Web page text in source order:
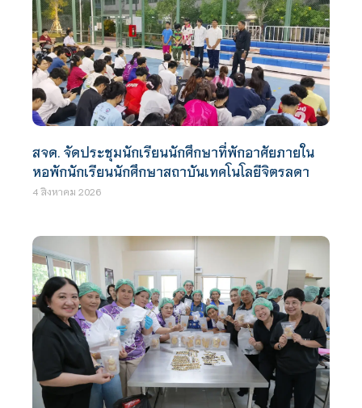
สจด. จัดประชุมนักเรียนนักศึกษาที่พักอาศัยภายใน
หอพักนักเรียนนักศึกษาสถาบันเทคโนโลยีจิตรลดา
4 สิงหาคม 2026